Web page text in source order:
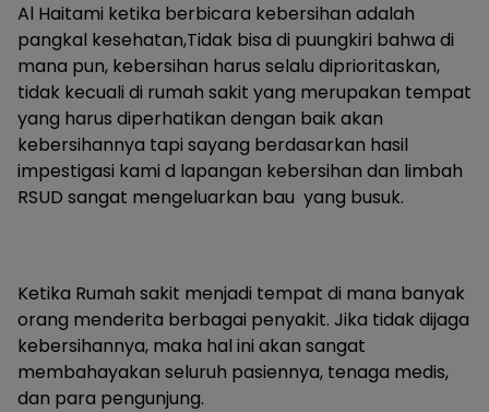
Al Haitami ketika berbicara kebersihan adalah
pangkal kesehatan,Tidak bisa di puungkiri bahwa di
mana pun, kebersihan harus selalu diprioritaskan,
tidak kecuali di rumah sakit yang merupakan tempat
yang harus diperhatikan dengan baik akan
kebersihannya tapi sayang berdasarkan hasil
impestigasi kami d lapangan kebersihan dan limbah
RSUD sangat mengeluarkan bau yang busuk.
Ketika Rumah sakit menjadi tempat di mana banyak
orang menderita berbagai penyakit. Jika tidak dijaga
kebersihannya, maka hal ini akan sangat
membahayakan seluruh pasiennya, tenaga medis,
dan para pengunjung.